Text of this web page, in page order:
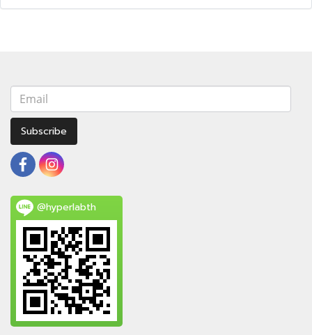
Subscribe
@hyperlabth